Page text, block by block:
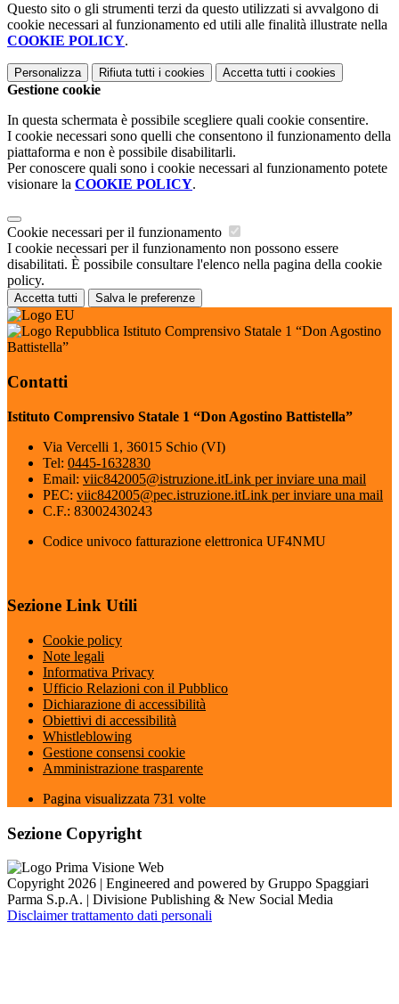
Questo sito o gli strumenti terzi da questo utilizzati si avvalgono di
cookie necessari al funzionamento ed utili alle finalità illustrate nella
COOKIE POLICY.
Personalizza Rifiuta tutti i cookies Accetta tutti i cookies
Gestione cookie
In questa schermata è possibile scegliere quali cookie consentire.
I cookie necessari sono quelli che consentono il funzionamento della
piattaforma e non è possibile disabilitarli.
Per conoscere quali sono i cookie necessari al funzionamento potete
visionare la COOKIE POLICY.
Cookie necessari per il funzionamento
I cookie necessari per il funzionamento non possono essere
disabilitati. È possibile consultare l'elenco nella pagina della cookie
policy.
Accetta tutti Salva le preferenze
Istituto Comprensivo Statale 1 “Don Agostino
Battistella”
Contatti
Istituto Comprensivo Statale 1 “Don Agostino Battistella”
Via Vercelli 1, 36015 Schio (VI)
Tel: 0445-1632830
Email: viic842005@istruzione.itLink per inviare una mail
PEC: viic842005@pec.istruzione.itLink per inviare una mail
C.F.: 83002430243
Codice univoco fatturazione elettronica UF4NMU
Sezione Link Utili
Cookie policy
Note legali
Informativa Privacy
Ufficio Relazioni con il Pubblico
Dichiarazione di accessibilità
Obiettivi di accessibilità
Whistleblowing
Gestione consensi cookie
Amministrazione trasparente
Pagina visualizzata 731 volte
Sezione Copyright
Copyright 2026 | Engineered and powered by Gruppo Spaggiari
Parma S.p.A. | Divisione Publishing & New Social Media
Disclaimer trattamento dati personali